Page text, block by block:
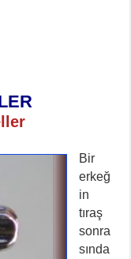
Bir
erkeğ
in
tıraş
sonra
sında